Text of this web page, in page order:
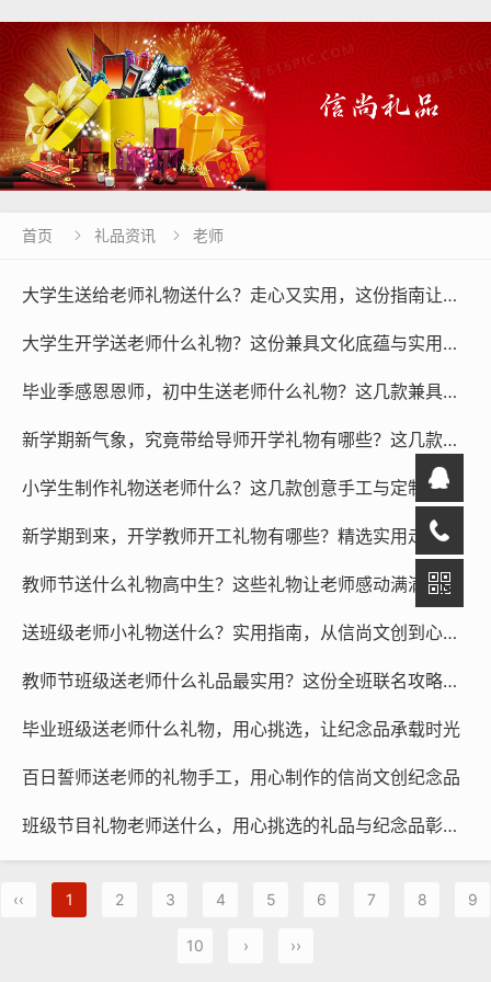
首页  礼品资讯  老师
大学生送给老师礼物送什么？走心又实用，这份指南让感恩不踩雷
大学生开学送老师什么礼物？这份兼具文化底蕴与实用价值的尊师重道指南请查收！
毕业季感恩恩师，初中生送老师什么礼物？这几款兼具文化底蕴与实用性的文创推荐给你
新学期新气象，究竟带给导师开学礼物有哪些？这几款高颜值实用文创好物不容错过！
小学生制作礼物送老师什么？这几款创意手工与定制文创，让感恩之心完美表达！
新学期到来，开学教师开工礼物有哪些？精选实用走心文创好物，让老师们倍感温暖！
教师节送什么礼物高中生？这些礼物让老师感动满满
送班级老师小礼物送什么？实用指南，从信尚文创到心意之选，打造难忘师生情谊
教师节班级送老师什么礼品最实用？这份全班联名攻略让心意与品味兼得
毕业班级送老师什么礼物，用心挑选，让纪念品承载时光
百日誓师送老师的礼物手工，用心制作的信尚文创纪念品
班级节目礼物老师送什么，用心挑选的礼品与纪念品彰显师生情谊
‹‹ 1 2 3 4 5 6 7 8 9
10 › ››